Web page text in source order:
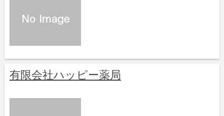
有限会社ハッピー薬局